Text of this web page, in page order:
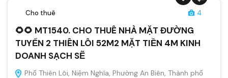
Cho thuê 4
🌻🌻 MT1540. CHO THUÊ NHÀ MẶT ĐƯỜNG
TUYẾN 2 THIÊN LÔI 52M2 MẶT TIỀN 4M KINH
DOANH SẠCH SẼ
Phố Thiên Lôi, Niệm Nghĩa, Phường An Biên, Thành phố